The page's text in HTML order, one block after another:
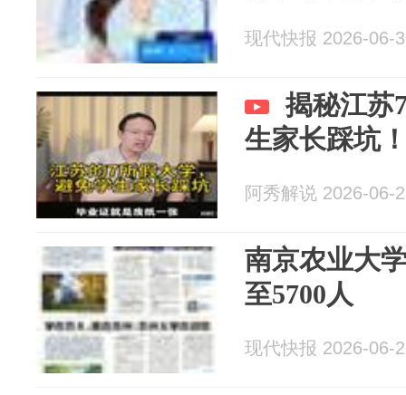
现代快报 2026-06-
揭秘江苏
生家长踩坑
阿秀解说 2026-06-
南京农业大
至5700人
现代快报 2026-06-